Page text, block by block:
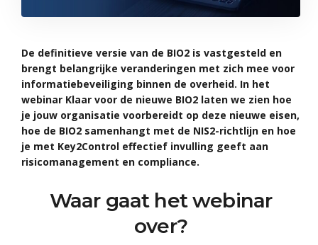
De definitieve versie van de BIO2 is vastgesteld en
brengt belangrijke veranderingen met zich mee voor
informatiebeveiliging binnen de overheid. In het
webinar Klaar voor de nieuwe BIO2 laten we zien hoe
je jouw organisatie voorbereidt op deze nieuwe eisen,
hoe de BIO2 samenhangt met de NIS2-richtlijn en hoe
je met Key2Control effectief invulling geeft aan
risicomanagement en compliance.
Waar gaat het webinar
over?